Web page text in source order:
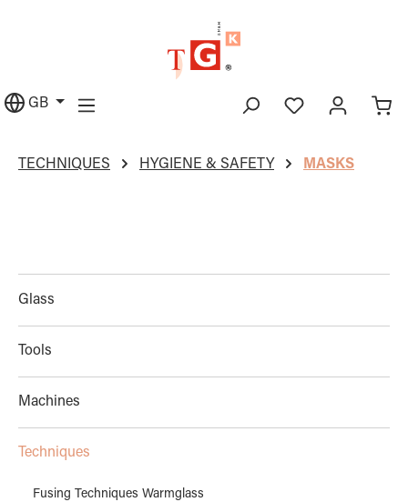
GB
TECHNIQUES HYGIENE & SAFETY MASKS
Glass
Tools
Machines
Techniques
Fusing Techniques Warmglass